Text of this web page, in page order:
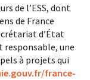
de l’ESS, dont
de France
d’État
responsable, une
à projets qui
france-